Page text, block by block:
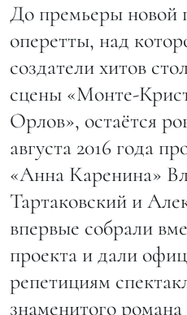
До премьеры новой
оперетты, над
создатели хитов
сцены «Монте-
Орлов», остаётся
августа 2016 года
«Анна Каренина»
Тартаковский и
впервые собрали
проекта и дали
репетициям
знаменитого